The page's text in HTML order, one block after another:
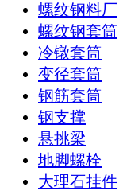
螺纹钢料厂
螺纹钢套筒
冷镦套筒
变径套筒
钢筋套筒
钢支撑
悬挑梁
地脚螺栓
大理石挂件